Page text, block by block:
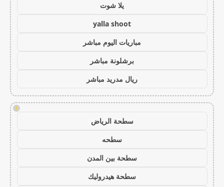
يلا شوت
yalla shoot
مباريات اليوم مباشر
برشلونة مباشر
ريال مدريد مباشر
!
سطحة الرياض
سطحه
سطحة بين المدن
سطحة هيدروليك